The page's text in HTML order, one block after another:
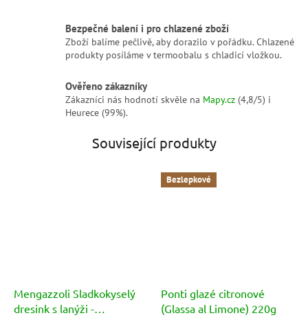
Bezpečné balení i pro chlazené zboží
Zboží balíme pečlivě, aby dorazilo v pořádku. Chlazené
produkty posíláme v termoobalu s chladicí vložkou.
Ověřeno zákazníky
Zákazníci nás hodnotí skvěle na Mapy.cz (4,8/5) i
Heurece (99%).
Související produkty
Mengazzoli Sladkokyselý
dresink s lanýži -
Bezlepkové
Ponti glazé citronové
(Glassa al Limone) 220g